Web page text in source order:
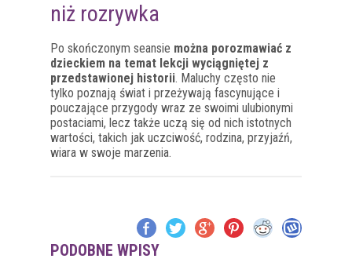
niż rozrywka
Po skończonym seansie można porozmawiać z
dzieckiem na temat lekcji wyciągniętej z
przedstawionej historii. Maluchy często nie
tylko poznają świat i przeżywają fascynujące i
pouczające przygody wraz ze swoimi ulubionymi
postaciami, lecz także uczą się od nich istotnych
wartości, takich jak uczciwość, rodzina, przyjaźń,
wiara w swoje marzenia.
PODOBNE WPISY